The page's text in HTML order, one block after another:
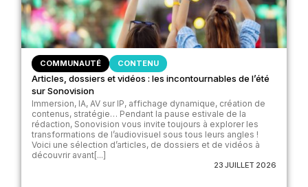
COMMUNAUTÉ CONTENU
Articles, dossiers et vidéos : les incontournables de l’été
sur Sonovision
Immersion, IA, AV sur IP, affichage dynamique, création de
contenus, stratégie… Pendant la pause estivale de la
rédaction, Sonovision vous invite toujours à explorer les
transformations de l’audiovisuel sous tous leurs angles !
Voici une sélection d’articles, de dossiers et de vidéos à
découvrir avant[...]
23 JUILLET 2026